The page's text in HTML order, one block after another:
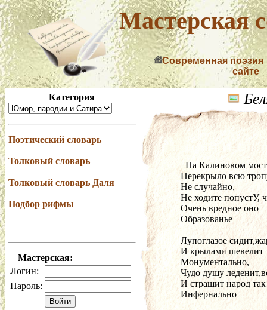
Мастерская
Современная поэзия
сайте
Категория
Поэтический словарь
Толковый словарь
Толковый словарь Даля
Подбор рифмы
Мастерская:
Логин:
Пароль:
На Калиновом
Перекрыло всю
Не случайно,
Не ходите попустУ,
Очень вредное оно
Образованье
Лупоглазое
И крылами шевелит
Монументально,
Чудо душу
И страшит народ так
Инфернально